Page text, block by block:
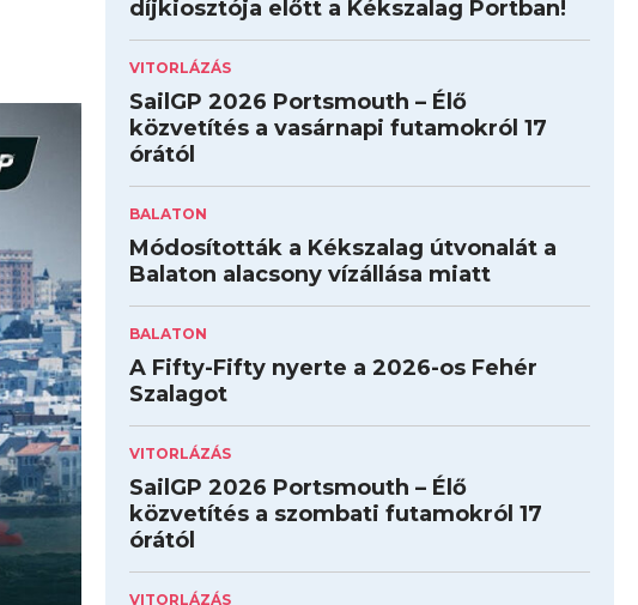
díjkiosztója előtt a Kékszalag Portban!
VITORLÁZÁS
SailGP 2026 Portsmouth – Élő
közvetítés a vasárnapi futamokról 17
órától
BALATON
Módosították a Kékszalag útvonalát a
Balaton alacsony vízállása miatt
BALATON
A Fifty-Fifty nyerte a 2026-os Fehér
Szalagot
VITORLÁZÁS
SailGP 2026 Portsmouth – Élő
közvetítés a szombati futamokról 17
órától
VITORLÁZÁS